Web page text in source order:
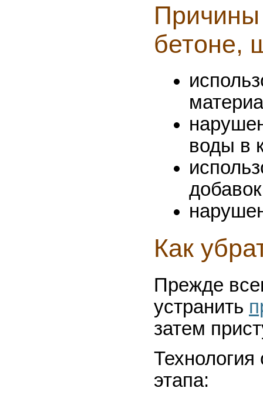
Причины
бетоне,
воды в
Как
Прежде
устранить
затем
Технология
этапа: